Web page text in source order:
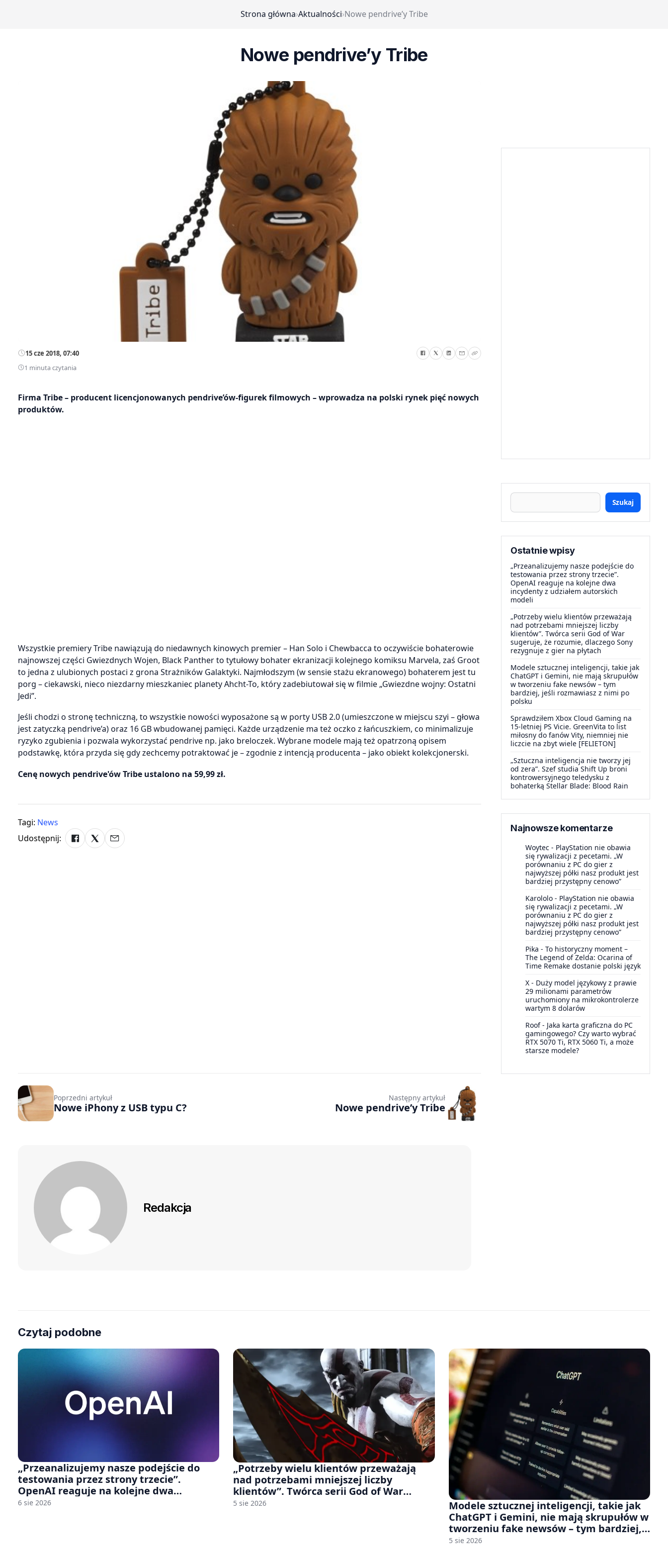
Strona główna›Aktualności›Nowe pendrive’y Tribe
Nowe pendrive’y Tribe
15 cze 2018, 07:40
1 minuta czytania
Firma Tribe – producent licencjonowanych pendrive’ów-figurek filmowych – wprowadza na polski rynek pięć nowych
produktów.
Wszystkie premiery Tribe nawiązują do niedawnych kinowych premier – Han Solo i Chewbacca to oczywiście bohaterowie
najnowszej części Gwiezdnych Wojen, Black Panther to tytułowy bohater ekranizacji kolejnego komiksu Marvela, zaś Groot
to jedna z ulubionych postaci z grona Strażników Galaktyki. Najmłodszym (w sensie stażu ekranowego) bohaterem jest tu
porg – ciekawski, nieco niezdarny mieszkaniec planety Ahcht-To, który zadebiutował się w filmie „Gwiezdne wojny: Ostatni
Jedi”.
Jeśli chodzi o stronę techniczną, to wszystkie nowości wyposażone są w porty USB 2.0 (umieszczone w miejscu szyi – głowa
jest zatyczką pendrive’a) oraz 16 GB wbudowanej pamięci. Każde urządzenie ma też oczko z łańcuszkiem, co minimalizuje
ryzyko zgubienia i pozwala wykorzystać pendrive np. jako breloczek. Wybrane modele mają też opatrzoną opisem
podstawkę, która przyda się gdy zechcemy potraktować je – zgodnie z intencją producenta – jako obiekt kolekcjonerski.
Cenę nowych pendrive'ów Tribe ustalono na 59,99 zł.
Tagi: News
Udostępnij:
Szukaj
Ostatnie wpisy
„Przeanalizujemy nasze podejście do
testowania przez strony trzecie”.
OpenAI reaguje na kolejne dwa
incydenty z udziałem autorskich
modeli
„Potrzeby wielu klientów przeważają
nad potrzebami mniejszej liczby
klientów”. Twórca serii God of War
sugeruje, że rozumie, dlaczego Sony
rezygnuje z gier na płytach
Modele sztucznej inteligencji, takie jak
ChatGPT i Gemini, nie mają skrupułów
w tworzeniu fake newsów – tym
bardziej, jeśli rozmawiasz z nimi po
polsku
Sprawdziłem Xbox Cloud Gaming na
15-letniej PS Vicie. GreenVita to list
miłosny do fanów Vity, niemniej nie
liczcie na zbyt wiele [FELIETON]
„Sztuczna inteligencja nie tworzy jej
od zera”. Szef studia Shift Up broni
kontrowersyjnego teledysku z
bohaterką Stellar Blade: Blood Rain
Najnowsze komentarze
Woytec - PlayStation nie obawia
się rywalizacji z pecetami. „W
porównaniu z PC do gier z
najwyższej półki nasz produkt jest
bardziej przystępny cenowo”
Karololo - PlayStation nie obawia
się rywalizacji z pecetami. „W
porównaniu z PC do gier z
najwyższej półki nasz produkt jest
bardziej przystępny cenowo”
Pika - To historyczny moment –
The Legend of Zelda: Ocarina of
Time Remake dostanie polski język
X - Duży model językowy z prawie
29 milionami parametrów
uruchomiony na mikrokontrolerze
wartym 8 dolarów
Roof- Jaka karta graficzna do PC
gamingowego? Czy warto wybrać
RTX 5070 Ti, RTX 5060 Ti, a może
starsze modele?
Poprzedni artykuł
Nowe iPhony z USB typu C?
Następny artykuł
Nowe pendrive’y Tribe
Redakcja
Czytaj podobne
„Przeanalizujemy nasze podejście do
testowania przez strony trzecie”.
OpenAI reaguje na kolejne dwa
incydenty z udziałem autorskich modeli
6 sie 2026
„Potrzeby wielu klientów przeważają
nad potrzebami mniejszej liczby
klientów”. Twórca serii God of War
sugeruje, że rozumie, dlaczego Sony
5 sie 2026
Modele sztucznej inteligencji, takie jak
ChatGPT i Gemini, nie mają skrupułów w
tworzeniu fake newsów – tym bardziej,
jeśli rozmawiasz z nimi po polsku
5 sie 2026